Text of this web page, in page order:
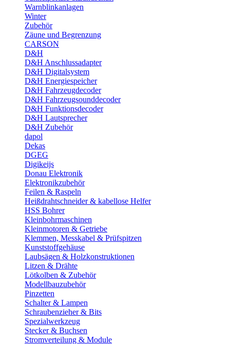
Warnblinkanlagen
Winter
Zubehör
Zäune und Begrenzung
CARSON
D&H
D&H Anschlussadapter
D&H Digitalsystem
D&H Energiespeicher
D&H Fahrzeugdecoder
D&H Fahrzeugsounddecoder
D&H Funktionsdecoder
D&H Lautsprecher
D&H Zubehör
dapol
Dekas
DGEG
Digikeijs
Donau Elektronik
Elektronikzubehör
Feilen & Raspeln
Heißdrahtschneider & kabellose Helfer
HSS Bohrer
Kleinbohrmaschinen
Kleinmotoren & Getriebe
Klemmen, Messkabel & Prüfspitzen
Kunststoffgehäuse
Laubsägen & Holzkonstruktionen
Litzen & Drähte
Lötkolben & Zubehör
Modellbauzubehör
Pinzetten
Schalter & Lampen
Schraubenzieher & Bits
Spezialwerkzeug
Stecker & Buchsen
Stromverteilung & Module